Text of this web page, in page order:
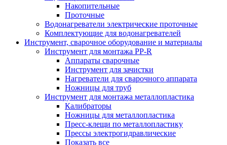
Накопительные
Проточные
Водонагреватели электрические проточные
Комплектующие для водонагревателей
Инструмент, сварочное оборудование и материалы
Инструмент для монтажа PP-R
Аппараты сварочные
Инструмент для зачистки
Нагреватели для сварочного аппарата
Ножницы для труб
Инструмент для монтажа металлопластика
Калибраторы
Ножницы для металлопластика
Пресс-клещи по металлопластику
Прессы электрогидравлические
Показать все